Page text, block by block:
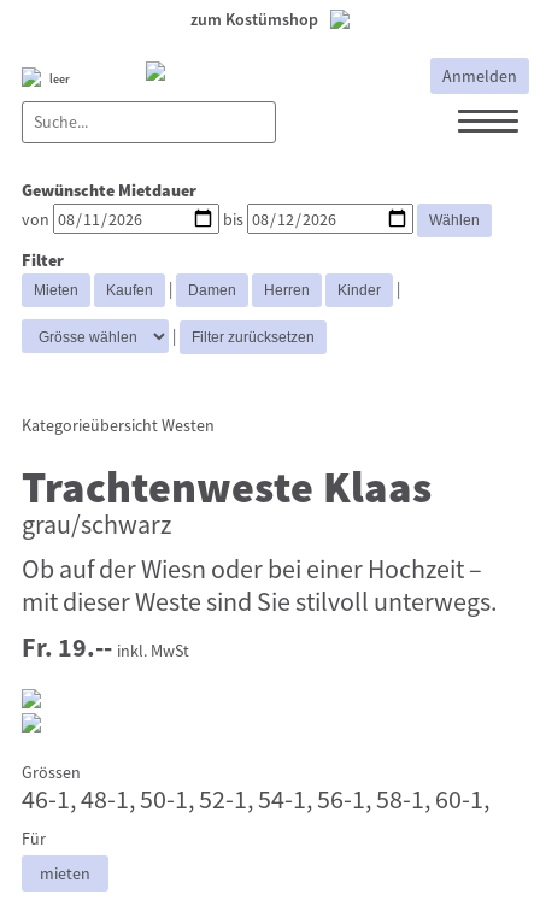
zum Kostümshop
leer Anmelden
Dirndl
Lederhosen Zubehör
Lederhosen
Kostüme
Hüte
Trachtenjacken
Trachtenhemden
Westen
Gewünschte Mietdauer
von bis
Filter
| |
|
KategorieübersichtWesten
Trachtenweste Klaas
grau/schwarz
Ob auf der Wiesn oder bei einer Hochzeit –
mit dieser Weste sind Sie stilvoll unterwegs.
Fr. 19.-- inkl. MwSt
Grössen
46-1, 48-1, 50-1, 52-1, 54-1, 56-1, 58-1, 60-1,
Für
mieten